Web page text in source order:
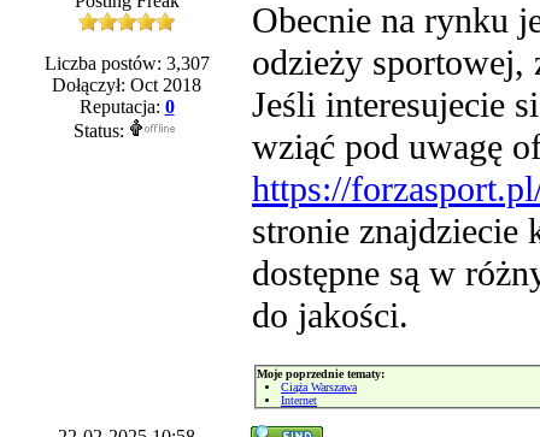
Liczba postów: 3,307
Dołączył: Oct 2018
Reputacja: 0
Status:
Obecnie na rynku
odzieży sportowej,
Jeśli interesujecie
wziąć pod uwagę
https://
stronie
dostępne są w
do jakości.
Moje poprzednie tematy:
Ciąża Warszawa
Internet